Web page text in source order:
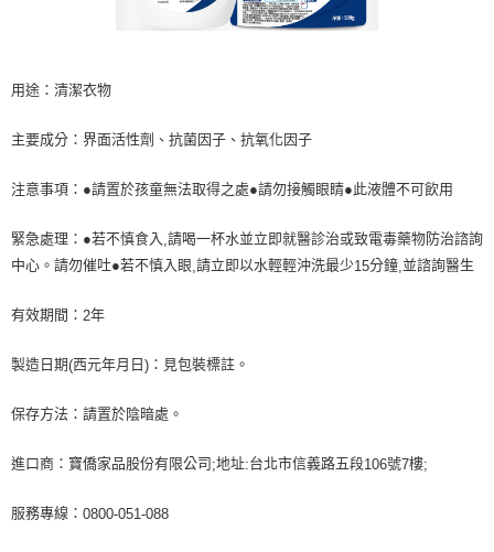
用途：清潔衣物
主要成分：界面活性劑、抗菌因子、抗氧化因子
注意事項：●請置於孩童無法取得之處●請勿接觸眼睛●此液體不可飲用
緊急處理：●若不慎食入 請喝一杯水並立即就醫診治或致電毒藥物防治諮詢
中心。請勿催吐●若不慎入眼,請立即以水輕輕沖洗最少15分鐘,並諮詢醫生
有效期間： 2年
製造日期(西元年月日 ) ：見包裝標註。
保存方法：請置於陰暗處。
進口商：寶僑家品股份有限公司 ;地址:台北市信義路五段106號7樓;
服務專線： 0800-051-088